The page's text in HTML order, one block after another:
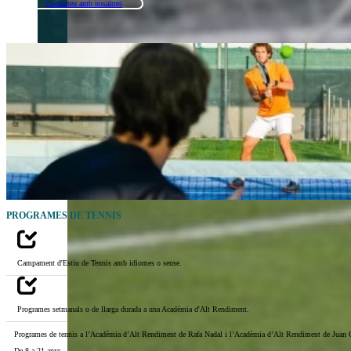
Contacteu amb nosaltres
PROGRAMES DE TENNIS
Campament d'Estiu de Tennis amb idiomes o sense.
Programes setmanals o de llarga durada a una Acadèmia d'Alt Rendiment.
Programes de tennis a l’Acadèmia d’Alt Rendiment de Rafa Nadal i l’Acadèmia d’Alt Rendiment de